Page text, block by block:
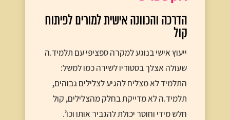
הדרכה והכוונה אישית למורים לפיתוח
קול
ייעוץ אישי בנוגע למקרה ספציפי עם תלמיד.ה
שעולה אצלך בסטודיו לשירה כמו למשל:
התלמיד לא מצליח להגיע לצלילים גבוהים,
תלמיד.ה לא מדייקת בחלק מהצלילים, קול
חלש מידי וחוסר יכולת להגביר אותו וכו’.